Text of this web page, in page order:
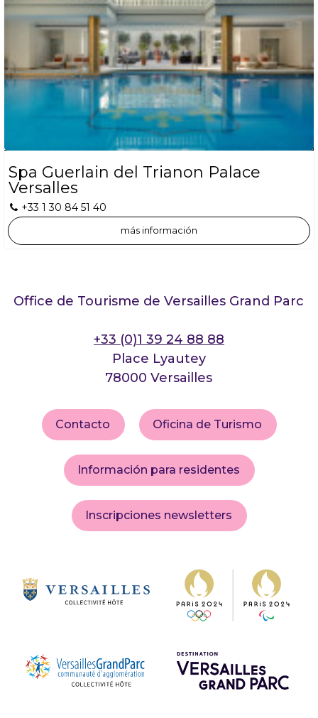
Spa Guerlain del Trianon Palace
Versalles
+33 1 30 84 51 40
más información
Office de Tourisme de Versailles Grand Parc
+33 (0)1 39 24 88 88
Place Lyautey
78000 Versailles
Contacto Oficina de Turismo
Información para residentes
Inscripciones newsletters